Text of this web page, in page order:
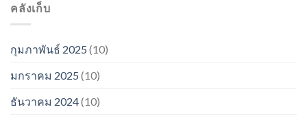
คลังเก็บ
กุมภาพันธ์ 2025 (10)
มกราคม 2025 (10)
ธันวาคม 2024(10)